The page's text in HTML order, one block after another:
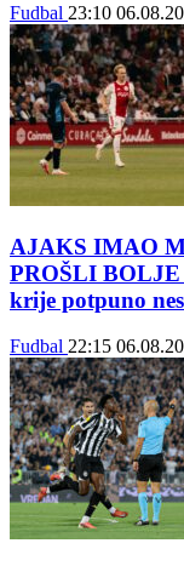
Fudbal 23:10
AJAKS IMAO
PROŠLI BOLJE
krije potpuno
Fudbal 22:15